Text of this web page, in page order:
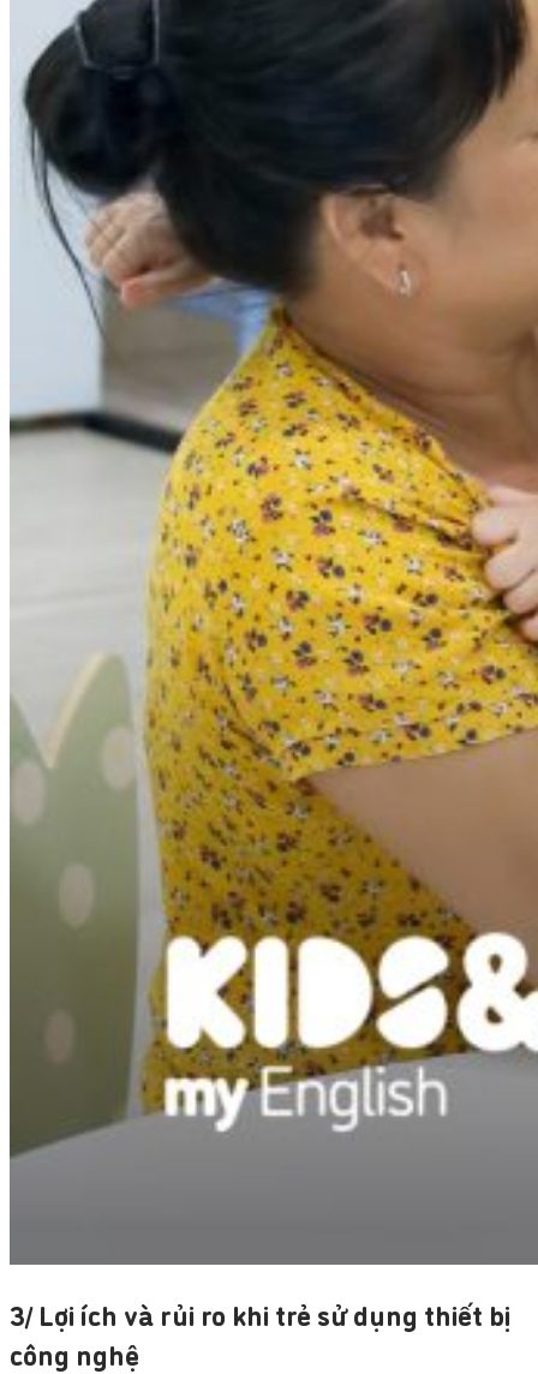
3/ Lợi ích và rủi ro khi trẻ sử dụng thiết bị
công nghệ